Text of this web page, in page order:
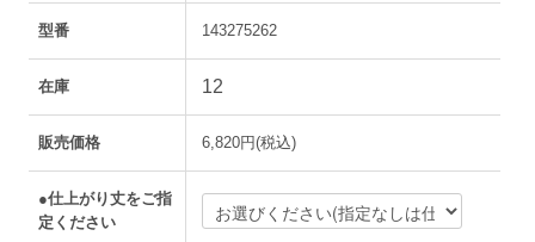
型番 143275262
在庫 12
販売価格 6,820円(税込)
●仕上がり丈をご指
定ください